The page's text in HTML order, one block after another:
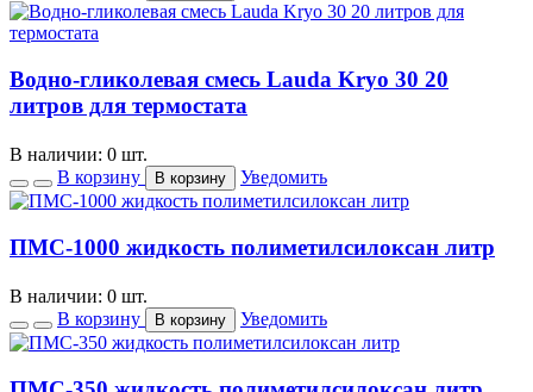
Водно-гликолевая смесь Lauda Kryo 30 20
литров для термостата
В наличии: 0 шт.
В корзину
В корзину Уведомить
ПМС-1000 жидкость полиметилсилоксан литр
В наличии: 0 шт.
В корзину
В корзину Уведомить